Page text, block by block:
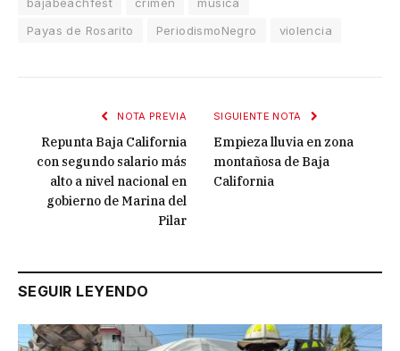
Payas de Rosarito
PeriodismoNegro violencia
NOTA PREVIA
Repunta Baja California
con segundo salario más
alto a nivel nacional en
gobierno de Marina del
Pilar
SIGUIENTE NOTA
Empieza lluvia en zona
montañosa de Baja
California
SEGUIR LEYENDO